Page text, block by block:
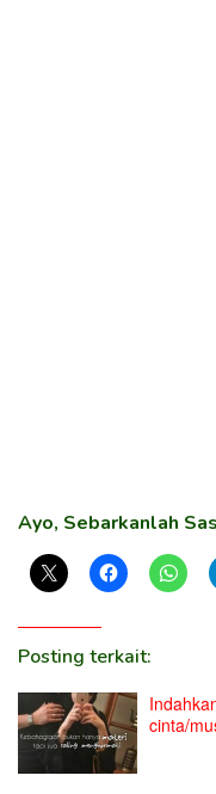
Ayo, Sebarkanlah
Posting terkait:
cinta/